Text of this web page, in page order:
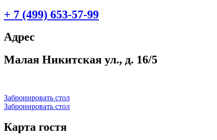
+ 7 (499) 653-57-99
Адрес
Малая Никитская ул., д. 16/5
Забронировать стол
Забронировать стол
Карта гостя